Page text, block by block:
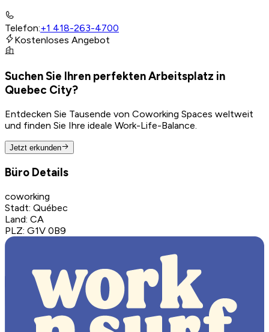
Telefon:+1 418-263-4700
Kostenloses Angebot
Suchen Sie Ihren perfekten Arbeitsplatz in
Quebec City?
Entdecken Sie Tausende von Coworking Spaces weltweit
und finden Sie Ihre ideale Work-Life-Balance.
Jetzt erkunden
Büro Details
coworking
Stadt: Québec
Land: CA
PLZ: G1V 0B9